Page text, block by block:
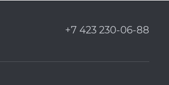
+7 423 230-06-88